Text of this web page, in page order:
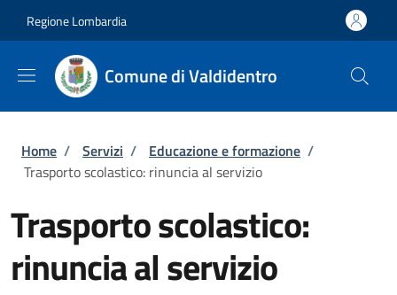
Regione Lombardia
Comune di Valdidentro
Briciole di pane
Home / Servizi / Educazione e formazione /
Trasporto scolastico: rinuncia al servizio
Trasporto scolastico:
rinuncia al servizio